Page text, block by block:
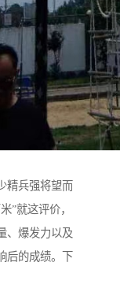
精兵强将望而
”就这评价，
、爆发力以及
后的成绩。下